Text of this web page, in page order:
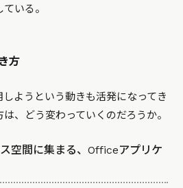
いる。
方
ようという動きも活発になってき
、どう変わっていくのだろうか。
空間に集まる、Officeアプリケ